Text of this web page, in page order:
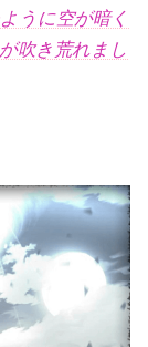
うに空が暗く
吹き荒れまし